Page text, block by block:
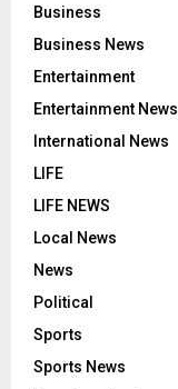
Business
Business News
Entertainment
Entertainment News
International News
LIFE
LIFE NEWS
Local News
News
Political
Sports
Sports News